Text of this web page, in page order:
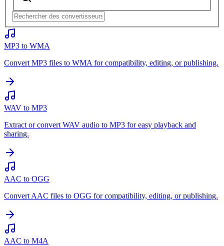
MP3 to WMA
Convert MP3 files to WMA for compatibility, editing, or publishing.
WAV to MP3
Extract or convert WAV audio to MP3 for easy playback and
sharing.
AAC to OGG
Convert AAC files to OGG for compatibility, editing, or publishing.
AAC to M4A